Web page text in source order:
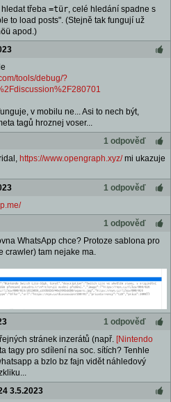
třeba =tür, celé hledání spadne s
to load posts". (Stejně tak fungují už
apod.)
tools/debug/?
v mobilu ne... Asi to nech být,
tagů hroznej voser...
1 odpověď
https://www.opengraph.xyz/mi ukazuje
1 odpověď
1 odpověď
WhatsApp chce? Protoze sablona pro
crawler) tam nejake ma.
1 odpověď
stránek inzerátů (např. [Nintendo
tagy pro sdílení na soc. sítích? Tenhle
a bzlo bz fajn vidět náhledový
3.5.2023